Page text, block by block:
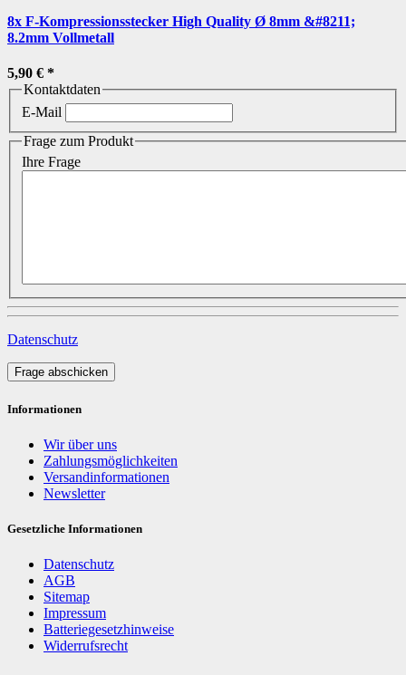
8x F-Kompressionsstecker High Quality Ø 8mm &#8211;
8.2mm Vollmetall
5,90 € *
Kontaktdaten
E-Mail
Frage zum Produkt
Ihre Frage
Datenschutz
Frage abschicken
Informationen
Wir über uns
Zahlungsmöglichkeiten
Versandinformationen
Newsletter
Gesetzliche Informationen
Datenschutz
AGB
Sitemap
Impressum
Batteriegesetzhinweise
Widerrufsrecht